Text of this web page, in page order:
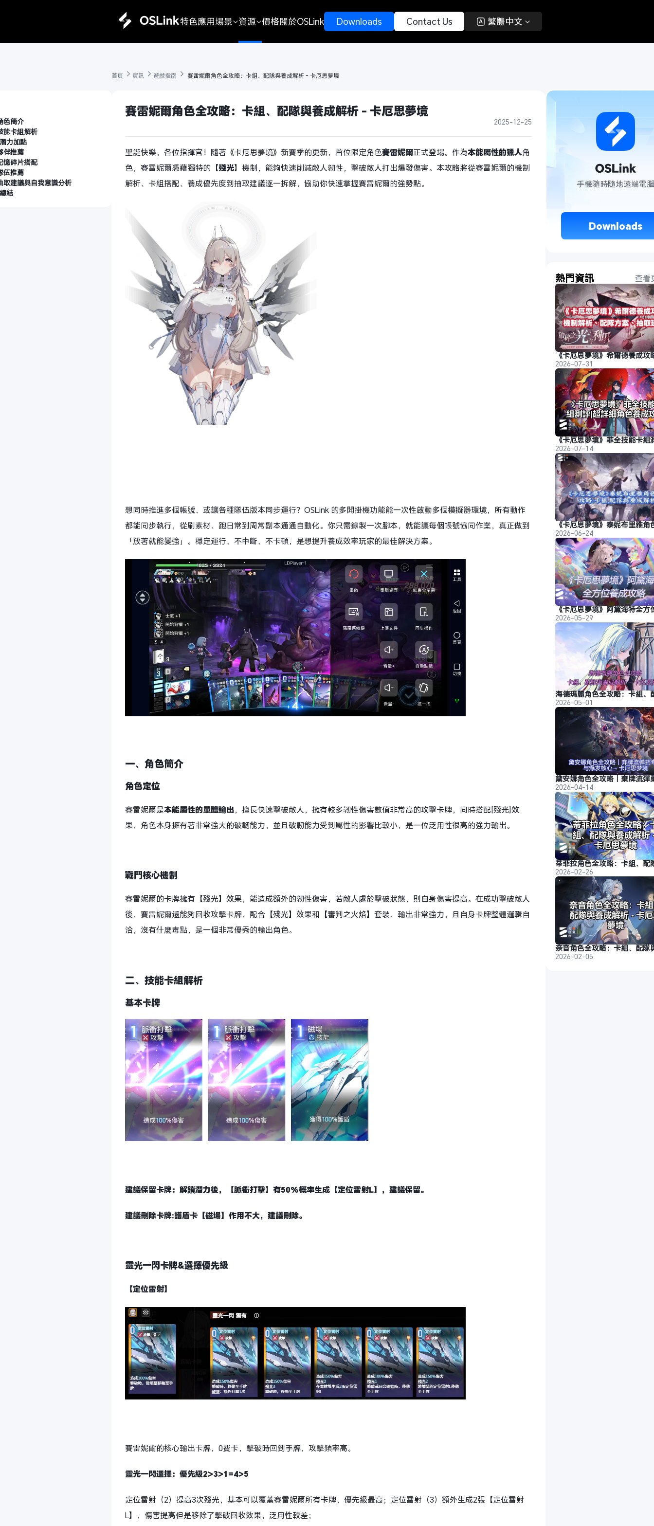
特色應用場景 資源 價格關於OSLink Downloads Contact Us 繁體中文
色簡介
能卡組解析
力加點
伴推薦
憶碎片搭配
伍推薦
取建議與自我意識分析
結
首頁 資訊 遊戲指南 賽雷妮爾角色全攻略：卡組、配隊與養成解析 - 卡厄思夢境
賽雷妮爾角色全攻略：卡組、配隊與養成解析 - 卡厄思夢境
2025-12-25
聖誕快樂，各位指揮官！隨著《卡厄思夢境》新賽季的更新，首位限定角色賽雷妮爾正式登場。作為本能屬性的獵人角
色，賽雷妮爾憑藉獨特的【殘光】機制，能夠快速削減敵人韌性，擊破敵人打出爆發傷害。本攻略將從賽雷妮爾的機制
解析、卡組搭配、養成優先度到抽取建議逐一拆解，協助你快速掌握賽雷妮爾的強勢點。
想同時推進多個帳號、或讓各種隊伍版本同步運行？OSLink 的多開掛機功能能一次性啟動多個模擬器環境，所有動作
都能同步執行，從刷素材、跑日常到周常副本通通自動化。你只需錄製一次腳本，就能讓每個帳號協同作業，真正做到
「放著就能變強」。穩定運行、不中斷、不卡頓，是想提升養成效率玩家的最佳解決方案。
一、角色簡介
角色定位
賽雷妮爾是本能屬性的單體輸出，擅長快速擊破敵人，擁有較多韌性傷害數值非常高的攻擊卡牌，同時搭配[殘光]效
果，角色本身擁有著非常強大的破韌能力，並且破韌能力受到屬性的影響比較小，是一位泛用性很高的強力輸出。
戰鬥核心機制
賽雷妮爾的卡牌擁有【殘光】效果，能造成額外的韌性傷害，若敵人處於擊破狀態，則自身傷害提高。在成功擊破敵人
後，賽雷妮爾還能夠回收攻擊卡牌，配合【殘光】效果和【審判之火焰】套裝，輸出非常強力，且自身卡牌整體邏輯自
洽，沒有什麼毒點，是一個非常優秀的輸出角色。
二、技能卡組解析
基本卡牌
建議保留卡牌：解鎖潛力後，【脈衝打擊】有50%概率生成【定位雷射L】，建議保留。
建議刪除卡牌:護盾卡【磁場】作用不大，建議刪除。
靈光一閃卡牌&選擇優先級
【定位雷射】
賽雷妮爾的核心輸出卡牌，0費卡，擊破時回到手牌，攻擊頻率高。
靈光一閃選擇：優先級2>3>1=4>5
定位雷射（2）提高3次殘光，基本可以覆蓋賽雷妮爾所有卡牌，優先級最高；定位雷射（3）額外生成2張【定位雷射
L】，傷害提高但是移除了擊破回收效果，泛用性較差；
手機隨時隨地遠端電腦
Downloads
熱門資訊 查看
2026-07-31
2026-07-14
2026-06-24
2026-05-29
2026-05-01
2026-04-14
2026-02-26
2026-02-05